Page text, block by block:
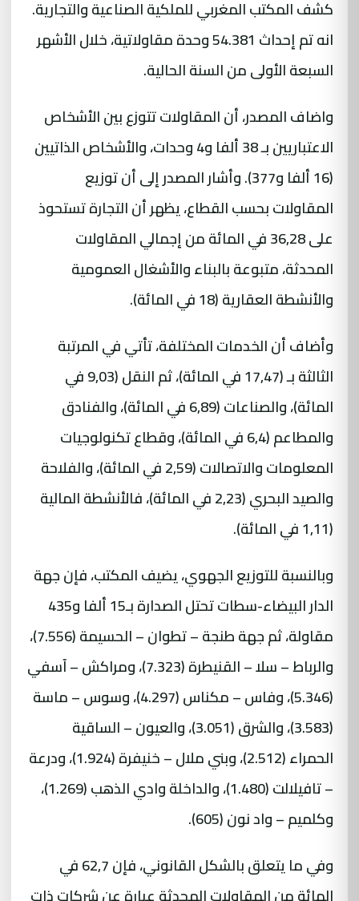
كشف المكتب المغربي للملكية الصناعية والتجارية.
انه تم إحداث 54.381 وحدة مقاولاتية، خلال الأشهر
السبعة الأولى من السنة الحالية.
واضاف المصدر، أن المقاولات تتوزع بين الأشخاص
الاعتباريين بـ 38 ألفا و4 وحدات، والأشخاص الذاتيين
(16 ألفا و377). وأشار المصدر إلى أن توزيع
المقاولات بحسب القطاع، يظهر أن التجارة تستحوذ
على 36,28 في المائة من إجمالي المقاولات
المحدثة، متبوعة بالبناء والأشغال العمومية
والأنشطة العقارية (18 في المائة).
وأضاف أن الخدمات المختلفة، تأتي في المرتبة
الثالثة بـ (17,47 في المائة)، ثم النقل (9,03 في
المائة)، والصناعات (6,89 في المائة)، والفنادق
والمطاعم (6,4 في المائة)، وقطاع تكنولوجيات
المعلومات والاتصالات (2,59 في المائة)، والفلاحة
والصيد البحري (2,23 في المائة)، فالأنشطة المالية
(1,11 في المائة).
وبالنسبة للتوزيع الجهوي، يضيف المكتب، فإن جهة
الدار البيضاء-سطات تحتل الصدارة بـ15 ألفا و435
مقاولة، ثم جهة طنجة – تطوان – الحسيمة (7.556)،
والرباط – سلا – القنيطرة (7.323)، ومراكش – آسفي
(5.346)، وفاس – مكناس (4.297)، وسوس – ماسة
(3.583)، والشرق (3.051)، والعيون – الساقية
الحمراء (2.512)، وبني ملال – خنيفرة (1.924)، ودرعة
– تافيلالت (1.480)، والداخلة وادي الذهب (1.269)،
وكلميم – واد نون (605).
وفي ما يتعلق بالشكل القانوني، فإن 62,7 في
المائة من المقاولات المحدثة عبارة عن شركات ذات